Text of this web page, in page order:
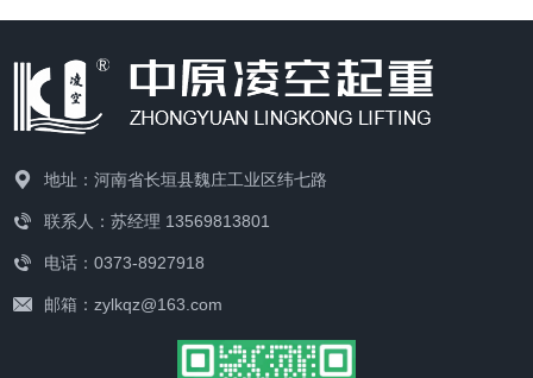
地址：河南省长垣县魏庄工业区纬七路
联系人：苏经理 13569813801
电话：0373-8927918
邮箱：zylkqz@163.com